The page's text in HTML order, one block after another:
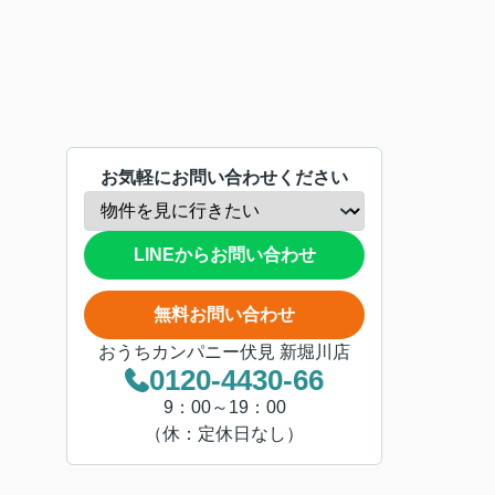
お気軽にお問い合わせください
LINEからお問い合わせ
無料お問い合わせ
おうちカンパニー伏見 新堀川店
0120-4430-66
9：00～19：00
（休：定休日なし）